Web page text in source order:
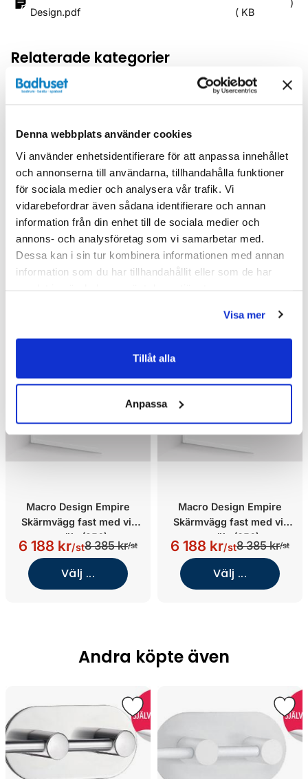
Denna webbplats använder cookies
Vi använder enhetsidentifierare för att anpassa innehållet
och annonserna till användarna, tillhandahålla funktioner
för sociala medier och analysera vår trafik. Vi
vidarebefordrar även sådana identifierare och annan
information från din enhet till de sociala medier och
annons- och analysföretag som vi samarbetar med.
Dessa kan i sin tur kombinera informationen med annan
information som du har tillhandahållit eller som de har
Visa mer
Tillåt alla
Anpassa
Design.pdf ( KB
Relaterade kategorier
Duschar /
Liknande produkter
Kampanj
Macro Design Empire
Skärmvägg fast med vit
spröjs (950)
6 188 kr/st8 385 kr/st
Välj ...
Kampanj
Macro Design Empire
Skärmvägg fast med vit
spröjs (850)
6 188 kr/st8 385 kr/st
Välj ...
Andra köpte även